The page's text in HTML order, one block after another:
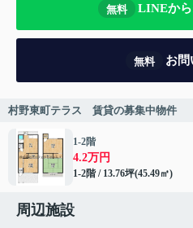
無料 LINEか
無料 お問
村野東町テラス 賃貸の募集中物件
1-2階
4.2万円
1-2階 / 13.76坪(45.49㎡)
周辺施設